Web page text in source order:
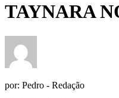
TAYNARA
por: Pedro - Redação